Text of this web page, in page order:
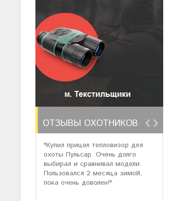
ОТЗЫВЫ ОХОТНИКОВ
"Купил прицел тепловизор для
охоты Пульсар. Очень долго
выбирал и сравнивал модели.
Пользовался 2 месяца зимой,
пока очень доволен!"